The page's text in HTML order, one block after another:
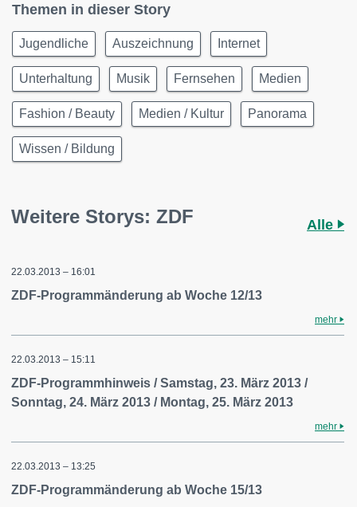
Themen in dieser Story
Jugendliche Auszeichnung Internet
Unterhaltung Musik Fernsehen Medien
Fashion / Beauty Medien / Kultur Panorama
Wissen / Bildung
Weitere Storys: ZDF Alle
22.03.2013 – 16:01
ZDF-Programmänderung ab Woche 12/13
mehr
22.03.2013 – 15:11
ZDF-Programmhinweis / Samstag, 23. März 2013 /
Sonntag, 24. März 2013 / Montag, 25. März 2013
mehr
22.03.2013 – 13:25
ZDF-Programmänderung ab Woche 15/13